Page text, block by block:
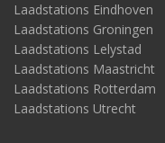
Laadstations Eindhoven
Laadstations Groningen
Laadstations Lelystad
Laadstations Maastricht
Laadstations Rotterdam
Laadstations Utrecht